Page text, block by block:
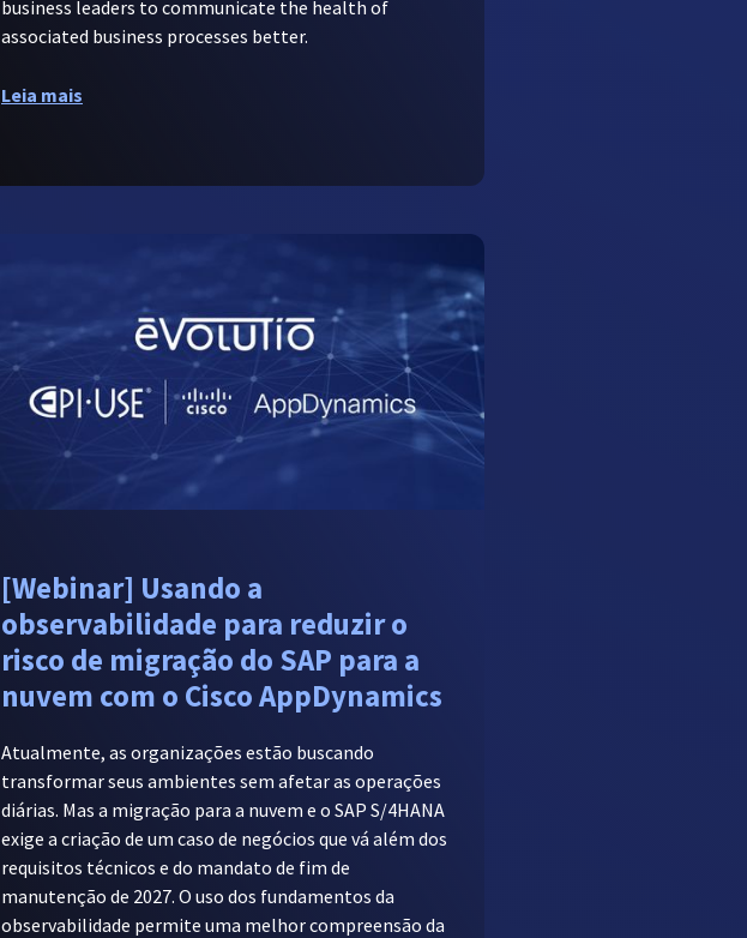
business leaders to communicate the health of
associated business processes better.
Leia mais
[Webinar] Usando a
observabilidade para reduzir o
risco de migração do SAP para a
nuvem com o Cisco AppDynamics
Atualmente, as organizações estão buscando
transformar seus ambientes sem afetar as operações
diárias. Mas a migração para a nuvem e o SAP S/4HANA
exige a criação de um caso de negócios que vá além dos
requisitos técnicos e do mandato de fim de
manutenção de 2027. O uso dos fundamentos da
observabilidade permite uma melhor compreensão da